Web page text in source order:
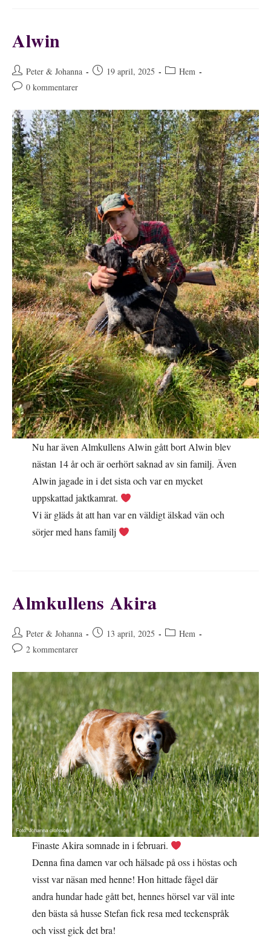
Alwin
Inläggsförfattare:
Peter & Johanna
Inlägget19 april, 2025 Inläggskategori:
Hem
Kommentarer
inlägget:
0 kommentarer
Nu har även Almkullens Alwin gått bort Alwin blev
nästan 14 år och är oerhört saknad av sin familj. Även
Alwin jagade in i det sista och var en mycket
uppskattad jaktkamrat.
Vi är gläds åt att han var en väldigt älskad vän och
sörjer med hans familj
Almkullens Akira
Inläggsförfattare:
Peter & Johanna
Inlägget13 april, 2025 Inläggskategori:
Hem
Kommentarer
inlägget:
2 kommentarer
Finaste Akira somnade in i februari.
Denna fina damen var och hälsade på oss i höstas och
visst var näsan med henne! Hon hittade fågel där
andra hundar hade gått bet, hennes hörsel var väl inte
den bästa så husse Stefan fick resa med teckenspråk
och visst gick det bra!